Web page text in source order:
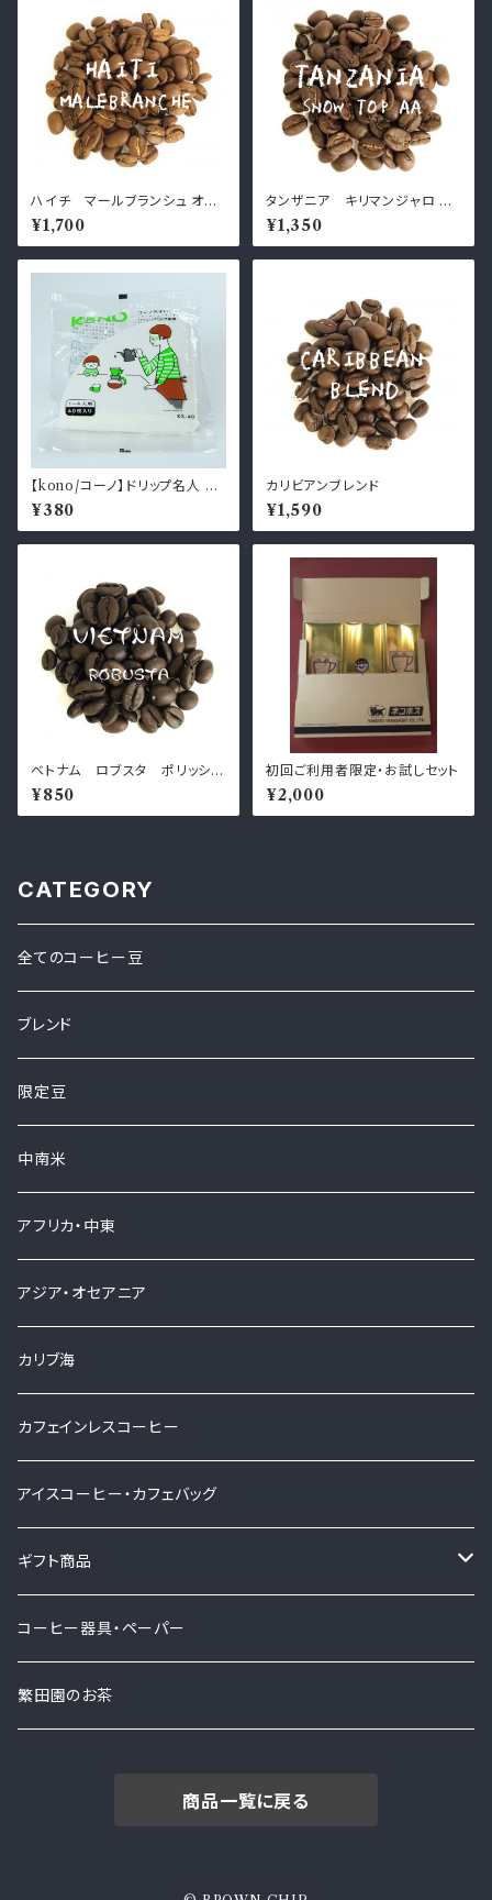
ハイチ マールブランシュ オー
ルドクロップ
¥1,700
タンザニア キリマンジャロ AA
スノートップ
¥1,350
【kono/コーノ】ドリップ名人 ペ
ーパー 4人用 40枚入 ホワイト
KS-40
¥380
カリビアンブレンド
¥1,590
ベトナム ロブスタ ポリッシュ
G1
¥850
初回ご利用者限定・お試しセット
¥2,000
CATEGORY
全てのコーヒー豆
ブレンド
限定豆
中南米
アフリカ・中東
アジア・オセアニア
カリブ海
カフェインレスコーヒー
アイスコーヒー・カフェバッグ
ギフト商品
ギフトセット
ギフト箱
コーヒー器具・ペーパー
繁田園のお茶
商品一覧に戻る